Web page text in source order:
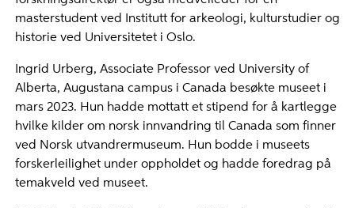
masterstudent ved Institutt for arkeologi, kulturstudier og
historie ved Universitetet i Oslo.
Ingrid Urberg, Associate Professor ved University of
Alberta, Augustana campus i Canada besøkte museet i
mars 2023. Hun hadde mottatt et stipend for å kartlegge
hvilke kilder om norsk innvandring til Canada som finner
ved Norsk utvandrermuseum. Hun bodde i museets
forskerleilighet under oppholdet og hadde foredrag på
temakveld ved museet.